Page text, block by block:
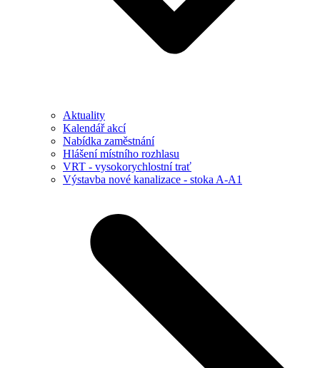
Aktuality
Kalendář akcí
Nabídka zaměstnání
Hlášení místního rozhlasu
VRT - vysokorychlostní trať
Výstavba nové kanalizace - stoka A-A1